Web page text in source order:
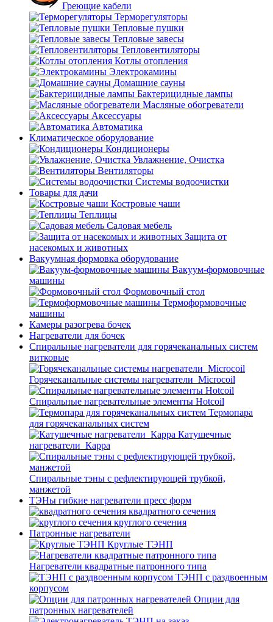
Греющие кабели
Терморегуляторы
Тепловые пушки
Тепловые завесы
Тепловентиляторы
Котлы отопления
Электрокамины
Домашние сауны
Бактерицидные лампы
Масляные обогреватели
Аксессуары
Автоматика
Климатическое оборудование
Кондиционеры
Увлажнение, Очистка
Вентиляторы
Системы водоочистки
Товары для дачи
Костровые чаши
Теплицы
Садовая мебель
Защита от
насекомых и животных
Вакуумная формовка оборудование
Вакуум-формовочные
машины
Формовочный стол
Термоформовочные
машины
Камеры разогрева бочек
Нагреватели для бочек
Спиральные нагреватели для горячеканальных систем
витковые
Горячеканальные системы нагреватели_Microcoil
Спиральные нагревательные элементы Hotcoil
Термопара
для горячеканальных систем
Катушечные
нагреватели_Карра
Спиральные тэны с рефлектирующей трубкой,
манжетой
ТЭНы гибкие нагреватели пресс форм
квадратного сечения
круглого сечения
Патронные нагреватели
Круглые ТЭНП
Нагреватели квадратные патронного типа
ТЭНП с раздвоенным
корпусом
Опции для
патронных нагревателей